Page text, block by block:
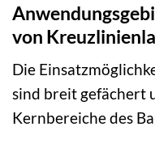
von
Die
sind breit gefächert
Kernbereiche des